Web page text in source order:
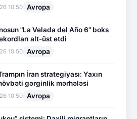
10:50 Avropa
"La Velada del Año 6" boks
alt-üst etdi
10:50 Avropa
İran strategiyası: Yaxın
gərginlik mərhələsi
10:50 Avropa